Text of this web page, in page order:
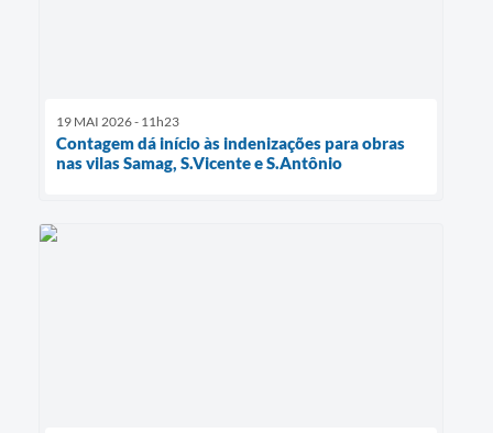
19 MAI 2026 - 11h23
Contagem dá início às indenizações para obras
nas vilas Samag, S.Vicente e S.Antônio